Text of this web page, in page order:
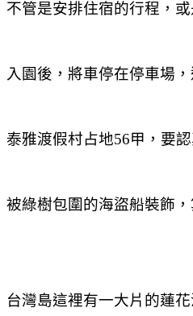
不管是安排住宿的行程，
入園後，將車停在停車場
泰雅渡假村占地56甲，要
被綠樹包圍的海盜船裝飾
台灣島這裡有一大片的蓮